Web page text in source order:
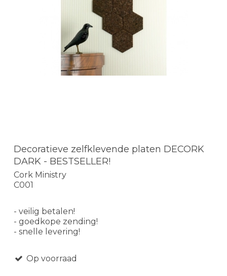
Decoratieve zelfklevende platen DECORK
DARK - BESTSELLER!
Cork Ministry
C001
- veilig betalen!
- goedkope zending!
- snelle levering!
Op voorraad